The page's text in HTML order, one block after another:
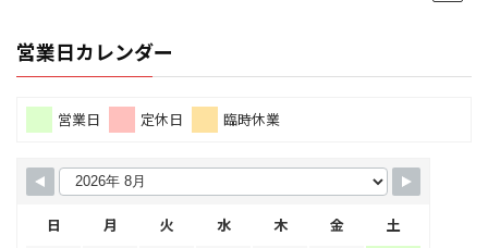
営業日カレンダー
営業日 定休日 臨時休業
日 月 火 水 木 金 土